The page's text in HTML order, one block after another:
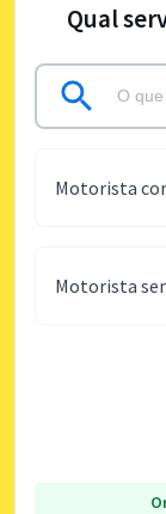
Qual
Motorista
Motorista